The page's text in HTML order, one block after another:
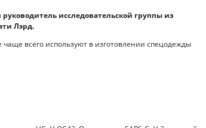
исследовательской группы из
Лэрд.
чаще всего используют в изготовлении спецодежды